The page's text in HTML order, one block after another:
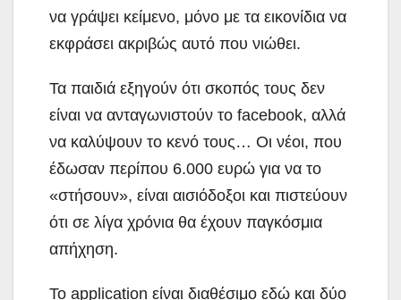
να γράψει κείμενο, μόνο με τα εικονίδια να
εκφράσει ακριβώς αυτό που νιώθει.
Τα παιδιά εξηγούν ότι σκοπός τους δεν
είναι να ανταγωνιστούν το facebook, αλλά
να καλύψουν το κενό τους… Οι νέοι, που
έδωσαν περίπου 6.000 ευρώ για να το
«στήσουν», είναι αισιόδοξοι και πιστεύουν
ότι σε λίγα χρόνια θα έχουν παγκόσμια
απήχηση.
To application είναι διαθέσιμο εδώ και δύο